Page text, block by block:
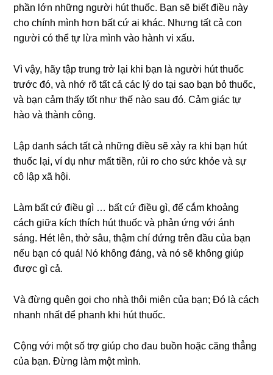
phần lớn những người hút thuốc. Bạn sẽ biết điều này
cho chính mình hơn bất cứ ai khác. Nhưng tất cả con
người có thể tự lừa mình vào hành vi xấu.
Vì vậy, hãy tập trung trở lại khi bạn là người hút thuốc
trước đó, và nhớ rõ tất cả các lý do tại sao bạn bỏ thuốc,
và bạn cảm thấy tốt như thế nào sau đó. Cảm giác tự
hào và thành công.
Lập danh sách tất cả những điều sẽ xảy ra khi bạn hút
thuốc lại, ví dụ như mất tiền, rủi ro cho sức khỏe và sự
cô lập xã hội.
Làm bất cứ điều gì … bất cứ điều gì, để cắm khoảng
cách giữa kích thích hút thuốc và phản ứng với ánh
sáng. Hét lên, thở sâu, thậm chí đứng trên đầu của bạn
nếu bạn có quá! Nó không đáng, và nó sẽ không giúp
được gì cả.
Và đừng quên gọi cho nhà thôi miên của bạn; Đó là cách
nhanh nhất để phanh khi hút thuốc.
Cộng với một số trợ giúp cho đau buồn hoặc căng thẳng
của bạn. Đừng làm một mình.